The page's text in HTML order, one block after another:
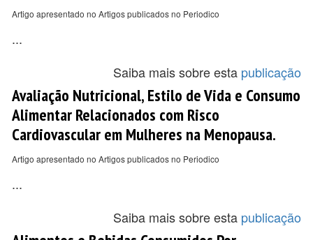
Artigo apresentado no Artigos publicados no Periodico
...
Saiba mais sobre esta publicação
Avaliação Nutricional, Estilo de Vida e Consumo
Alimentar Relacionados com Risco
Cardiovascular em Mulheres na Menopausa.
Artigo apresentado no Artigos publicados no Periodico
...
Saiba mais sobre esta publicação